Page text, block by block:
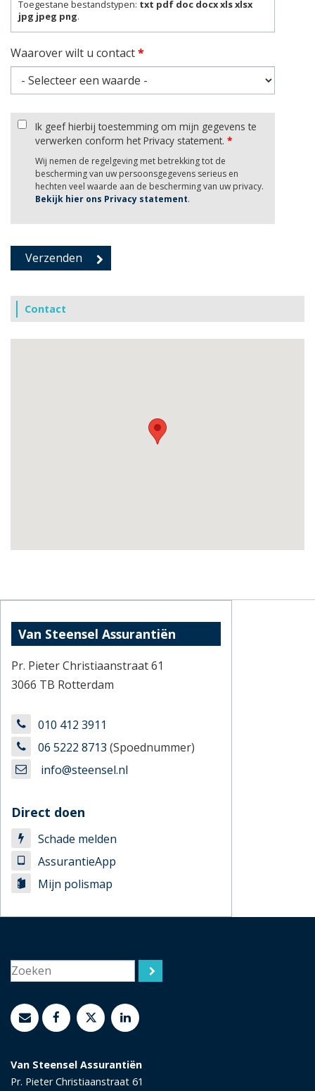
Toegestane bestandstypen: txt pdf doc docx xls xlsx
jpg jpeg png.
Waarover wilt u contact*
Ik geef hierbij toestemming om mijn gegevens te
verwerken conform het Privacy statement. *
Wij nemen de regelgeving met betrekking tot de
bescherming van uw persoonsgegevens serieus en
hechten veel waarde aan de bescherming van uw privacy.
Bekijk hier ons Privacy statement.
Contact
Van Steensel Assurantiën
Pr. Pieter Christiaanstraat 61
3066 TB Rotterdam
010 412 3911
06 5222 8713 (Spoednummer)
info@steensel.nl
Direct doen
Schade melden
AssurantieApp
Mijn polismap
Van Steensel Assurantiën
Pr. Pieter Christiaanstraat 61